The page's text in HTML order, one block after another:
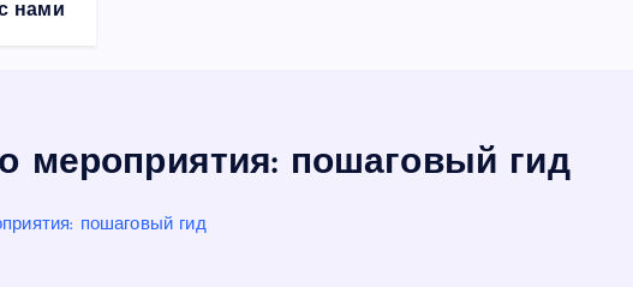
нами
мероприятия: пошаговый гид
пошаговый гид